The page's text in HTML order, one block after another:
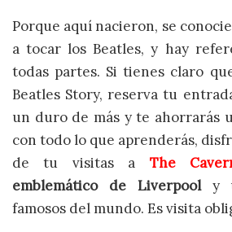
Porque aquí nacieron, se
a tocar los Beatles, y hay
todas partes. Si tienes claro
Beatles Story, reserva tu
un duro de más y te ahorrarás
con todo lo que aprenderás,
de tu visitas a The
emblemático de Liverpooly
famosos del mundo. Es visita